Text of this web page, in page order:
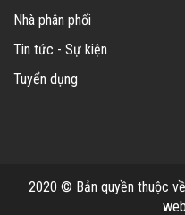
Nhà phân phối
Tin tức - Sự kiện
Tuyển dụng
2020 © Bản quyền thuộc